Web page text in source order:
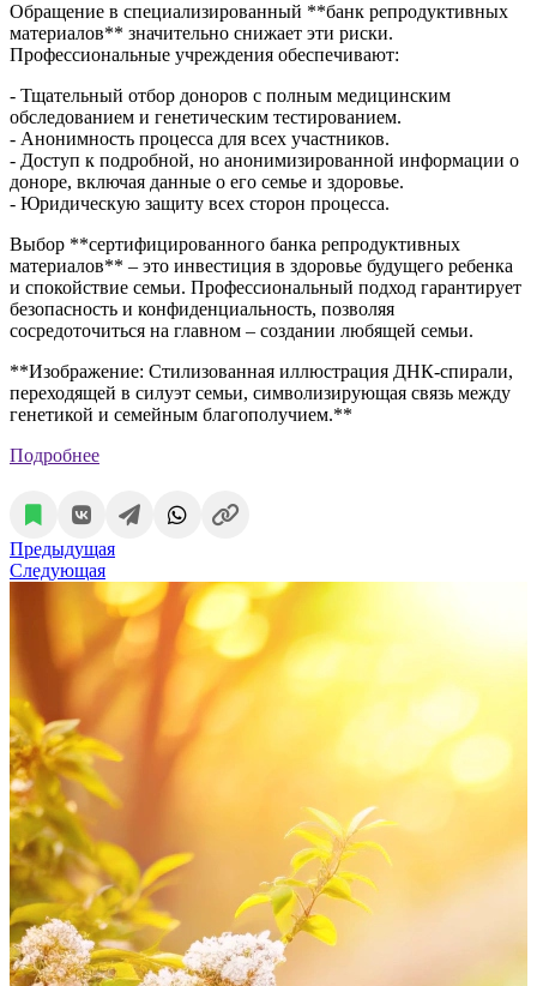
Обращение в специализированный **банк репродуктивных
материалов** значительно снижает эти риски.
Профессиональные учреждения обеспечивают:
- Тщательный отбор доноров с полным медицинским
обследованием и генетическим тестированием.
- Анонимность процесса для всех участников.
- Доступ к подробной, но анонимизированной информации о
доноре, включая данные о его семье и здоровье.
- Юридическую защиту всех сторон процесса.
Выбор **сертифицированного банка репродуктивных
материалов** – это инвестиция в здоровье будущего ребенка
и спокойствие семьи. Профессиональный подход гарантирует
безопасность и конфиденциальность, позволяя
сосредоточиться на главном – создании любящей семьи.
**Изображение: Стилизованная иллюстрация ДНК-спирали,
переходящей в силуэт семьи, символизирующая связь между
генетикой и семейным благополучием.**
Подробнее
Предыдущая
Следующая